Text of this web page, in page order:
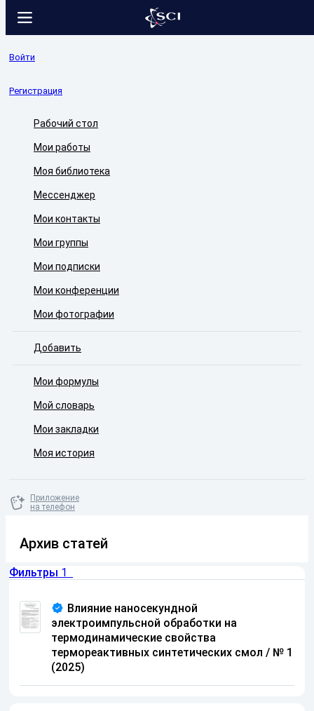
Войти
Регистрация
Рабочий стол
Мои работы
Моя библиотека
Мессенджер
Мои контакты
Мои группы
Мои подписки
Мои конференции
Мои фотографии
Добавить
Мои формулы
Мой словарь
Мои закладки
Моя история
Приложение
на телефон
Архив статей
Фильтры 1
Влияние наносекундной
электроимпульсной обработки на
термодинамические свойства
термореактивных синтетических смол / № 1
(2025)